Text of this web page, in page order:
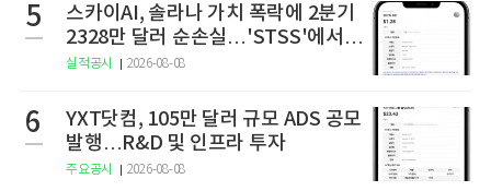
5
스카이AI, 솔라나 가치 폭락에 2분기
2328만 달러 순손실…'STSS'에서
사명·티커 변경 완료
실적공시 2026-08-08
6
YXT닷컴, 105만 달러 규모 ADS 공모
발행…R&D 및 인프라 투자
주요공시 2026-08-08